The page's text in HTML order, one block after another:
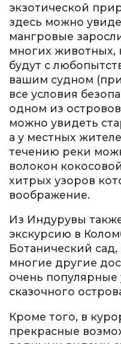
экзотической
здесь можно
мангровые
многих животных,
будут с
вашим судном
все условия
одном из
можно увидеть
а у местных
течению реки
волокон
хитрых узоров
воображение.
Из Индурувы
экскурсию в
Ботанический
многие другие
очень популярные
сказочного
Кроме того, в
прекрасные